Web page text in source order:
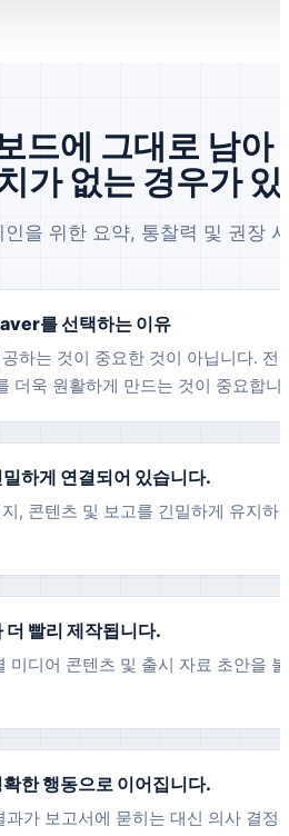
드에 그대로 남아
가 없는 경우가
인을 위한 요약, 통찰력 및 권장
를 선택하는 이유
하는 것이 중요한 것이 아닙니다. 전
더욱 원활하게 만드는 것이 중요합니
하게 연결되어 있습니다.
, 콘텐츠 및 보고를 긴밀하게 유지하
더 빨리 제작됩니다.
미디어 콘텐츠 및 출시 자료 초안을
한 행동으로 이어집니다.
과가 보고서에 묻히는 대신 의사 결정